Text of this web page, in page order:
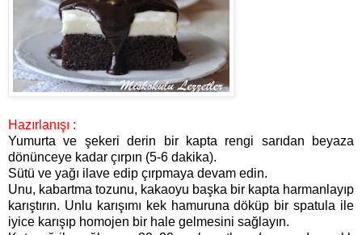
Hazırlanışı :
Yumurta ve şekeri derin bir kapta rengi sarıdan beyaza
dönünceye kadar çırpın (5-6 dakika).
Sütü ve yağı ilave edip çırpmaya devam edin.
Unu, kabartma tozunu, kakaoyu başka bir kapta harmanlayıp
karıştırın. Unlu karışımı kek hamuruna döküp bir spatula ile
iyice karışıp homojen bir hale gelmesini sağlayın.